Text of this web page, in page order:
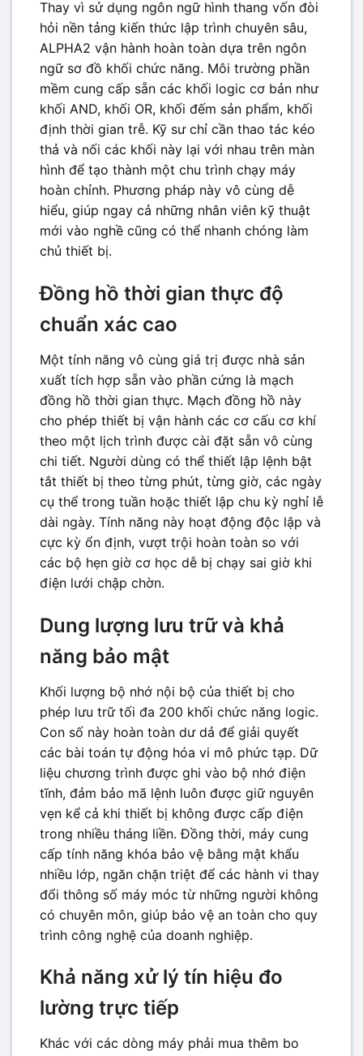
Thay vì sử dụng ngôn ngữ hình thang vốn đòi
hỏi nền tảng kiến thức lập trình chuyên sâu,
ALPHA2 vận hành hoàn toàn dựa trên ngôn
ngữ sơ đồ khối chức năng. Môi trường phần
mềm cung cấp sẵn các khối logic cơ bản như
khối AND, khối OR, khối đếm sản phẩm, khối
định thời gian trễ. Kỹ sư chỉ cần thao tác kéo
thả và nối các khối này lại với nhau trên màn
hình để tạo thành một chu trình chạy máy
hoàn chỉnh. Phương pháp này vô cùng dễ
hiểu, giúp ngay cả những nhân viên kỹ thuật
mới vào nghề cũng có thể nhanh chóng làm
chủ thiết bị.
Đồng hồ thời gian thực độ
chuẩn xác cao
Một tính năng vô cùng giá trị được nhà sản
xuất tích hợp sẵn vào phần cứng là mạch
đồng hồ thời gian thực. Mạch đồng hồ này
cho phép thiết bị vận hành các cơ cấu cơ khí
theo một lịch trình được cài đặt sẵn vô cùng
chi tiết. Người dùng có thể thiết lập lệnh bật
tắt thiết bị theo từng phút, từng giờ, các ngày
cụ thể trong tuần hoặc thiết lập chu kỳ nghỉ lễ
dài ngày. Tính năng này hoạt động độc lập và
cực kỳ ổn định, vượt trội hoàn toàn so với
các bộ hẹn giờ cơ học dễ bị chạy sai giờ khi
điện lưới chập chờn.
Dung lượng lưu trữ và khả
năng bảo mật
Khối lượng bộ nhớ nội bộ của thiết bị cho
phép lưu trữ tối đa 200 khối chức năng logic.
Con số này hoàn toàn dư dả để giải quyết
các bài toán tự động hóa vi mô phức tạp. Dữ
liệu chương trình được ghi vào bộ nhớ điện
tĩnh, đảm bảo mã lệnh luôn được giữ nguyên
vẹn kể cả khi thiết bị không được cấp điện
trong nhiều tháng liền. Đồng thời, máy cung
cấp tính năng khóa bảo vệ bằng mật khẩu
nhiều lớp, ngăn chặn triệt để các hành vi thay
đổi thông số máy móc từ những người không
có chuyên môn, giúp bảo vệ an toàn cho quy
trình công nghệ của doanh nghiệp.
Khả năng xử lý tín hiệu đo
lường trực tiếp
Khác với các dòng máy phải mua thêm bo